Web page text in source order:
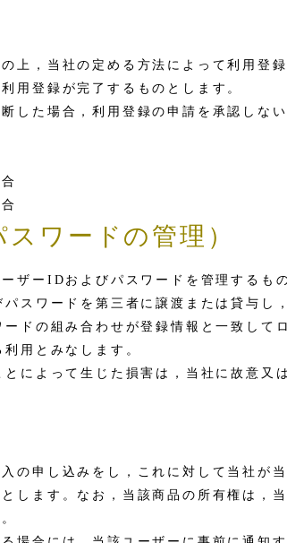
上，当社の定める方法によって利用登
用登録が完了するものとします。
した場合，利用登録の申請を承認しな
ワードの管理）
ザーIDおよびパスワードを管理するも
スワードを第三者に譲渡または貸与し
ドの組み合わせが登録情報と一致して
用とみなします。
によって生じた損害は，当社に故意又
の申し込みをし，これに対して当社が
します。なお，当該商品の所有権は，